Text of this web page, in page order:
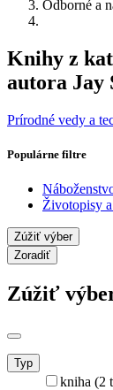
Odborné a
Knihy z
autora Jay
Prírodné vedy a
Populárne filtre
Životopisy
Zúžiť výber
Zoradiť
Zúžiť
Typ
kniha (2